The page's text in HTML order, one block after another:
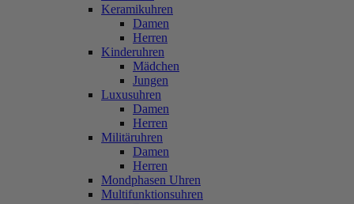
Keramikuhren
Damen
Herren
Kinderuhren
Mädchen
Jungen
Luxusuhren
Damen
Herren
Militäruhren
Damen
Herren
Mondphasen Uhren
Multifunktionsuhren